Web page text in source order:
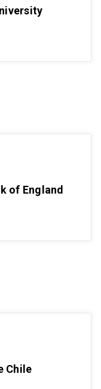
of England
Chile